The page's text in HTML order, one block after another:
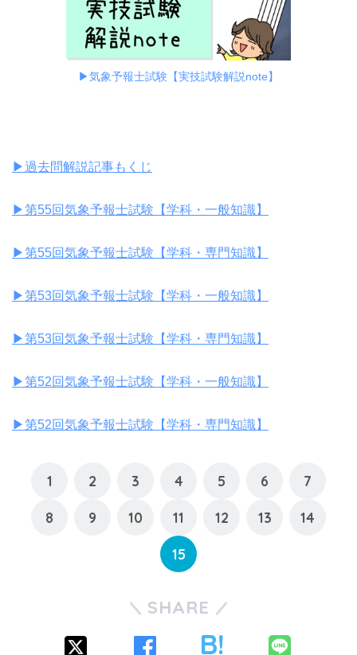
▶︎気象予報士試験【実技試験解説note】
▶︎過去問解説記事もくじ
▶︎第55回気象予報士試験【学科・一般知識】
▶︎第55回気象予報士試験【学科・専門知識】
▶︎第53回気象予報士試験【学科・一般知識】
▶︎第53回気象予報士試験【学科・専門知識】
▶︎第52回気象予報士試験【学科・一般知識】
▶︎第52回気象予報士試験【学科・専門知識】
1 2 3 4 5 6 7
8 9 10 11 12 13 14
15
SHARE